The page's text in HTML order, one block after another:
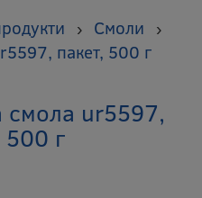
› Смоли ›
пакет, 500 г
смола ur5597,
500 г